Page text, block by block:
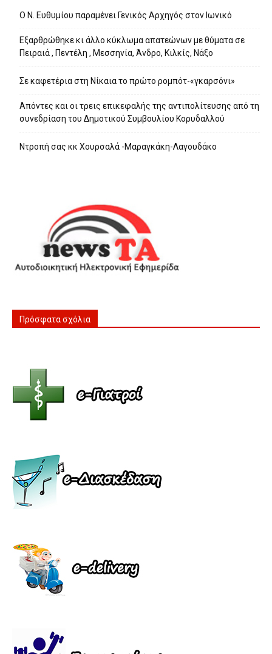
Ο Ν. Ευθυμίου παραμένει Γενικός Αρχηγός στον Ιωνικό
Εξαρθρώθηκε κι άλλο κύκλωμα απατεώνων με θύματα σε
Πειραιά , Πεντέλη , Μεσσηνία, Άνδρο, Κιλκίς, Νάξο
Σε καφετέρια στη Νίκαια το πρώτο ρομπότ-«γκαρσόνι»
Απόντες και οι τρεις επικεφαλής της αντιπολίτευσης από τη
συνεδρίαση του Δημοτικού Συμβουλίου Κορυδαλλού
Ντροπή σας κκ Χουρσαλά -Μαραγκάκη-Λαγουδάκο
Πρόσφατα σχόλια